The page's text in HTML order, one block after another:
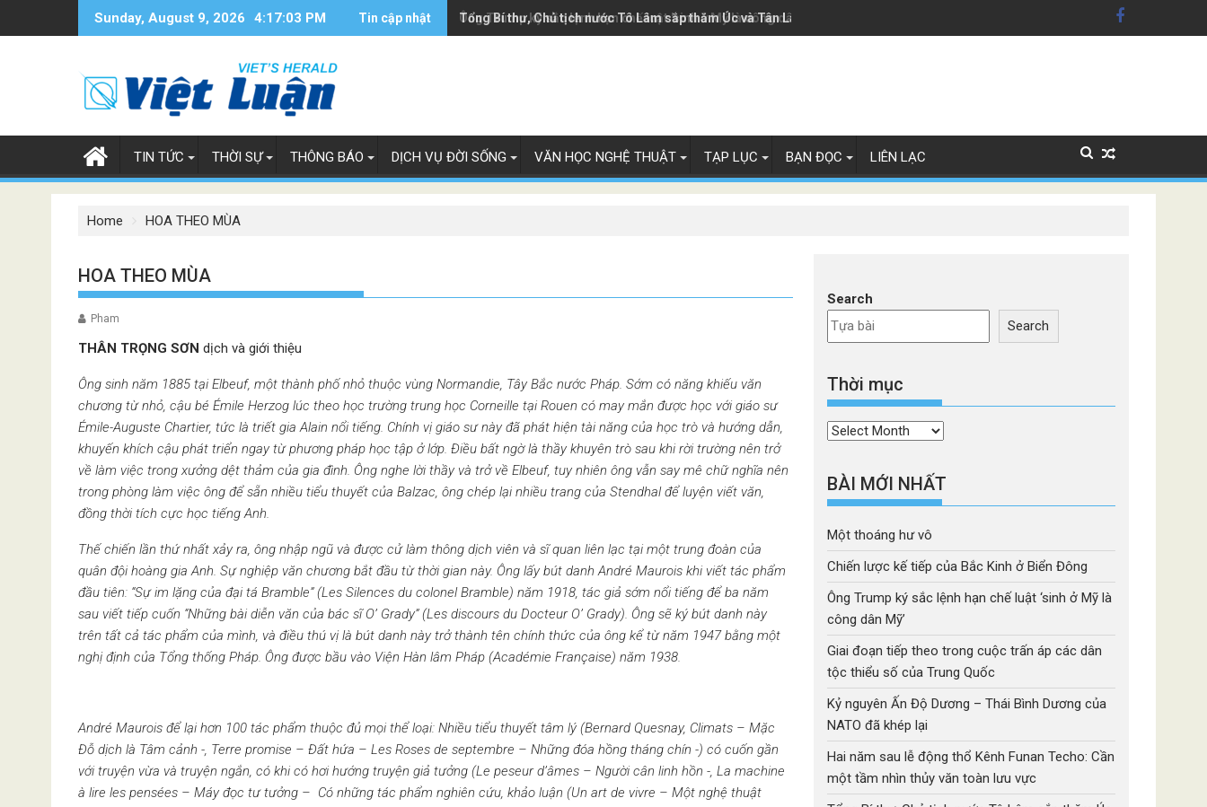
Sunday, August 9, 2026 4:17:04 PM Tin cập nhật Ông Trump ký sắc lệnh hạn chế luật 'sinh ở Mỹ là công dân Mỹ'
Tổng Bí thư, Chủ tịch nước Tô Lâm sắp thăm Úc và Tân Lây Lan
TIN TỨC THỜI SỰ THÔNG BÁO DỊCH VỤ ĐỜI SỐNG VĂN HỌC NGHỆ THUẬT TẠP LỤC BẠN ĐỌC LIÊN LẠC
Home HOA THEO MÙA
HOA THEO MÙA
Pham
THÂN TRỌNG SƠN dịch và giới thiệu
Ông sinh năm 1885 tại Elbeuf, một thành phố nhỏ thuộc vùng Normandie, Tây Bắc nước Pháp. Sớm có năng khiếu văn
chương từ nhỏ, cậu bé Émile Herzog lúc theo học trường trung học Corneille tại Rouen có may mắn được học với giáo sư
Émile-Auguste Chartier, tức là triết gia Alain nổi tiếng. Chính vị giáo sư này đã phát hiện tài năng của học trò và hướng dẫn,
khuyến khích cậu phát triển ngay từ phương pháp học tập ở lớp. Điều bất ngờ là thầy khuyên trò sau khi rời trường nên trở
về làm việc trong xưởng dệt thảm của gia đình. Ông nghe lời thầy và trở về Elbeuf, tuy nhiên ông vẫn say mê chữ nghĩa nên
trong phòng làm việc ông để sẵn nhiều tiểu thuyết của Balzac, ông chép lại nhiều trang của Stendhal để luyện viết văn,
đồng thời tích cực học tiếng Anh.
Thế chiến lần thứ nhất xảy ra, ông nhập ngũ và được cử làm thông dịch viên và sĩ quan liên lạc tại một trung đoàn của
quân đội hoàng gia Anh. Sự nghiệp văn chương bắt đầu từ thời gian này. Ông lấy bút danhAndré Maurois khi viết tác phẩm
đầu tiên: “Sự im lặng của đại tá Bramble”(Les Silences du colonel Bramble) năm 1918, tác giả sớm nổi tiếng để ba năm
sau viết tiếp cuốn “Những bài diễn văn của bác sĩ O’ Grady” (Les discours du Docteur O’ Grady). Ông sẽ ký bút danh này
trên tất cả tác phẩm của mình, và điều thú vị là bút danh này trở thành tên chính thức của ông kể từ năm 1947 bằng một
nghị định của Tổng thống Pháp. Ông được bầu vào Viện Hàn lâm Pháp (Académie Française) năm 1938.
André Maurois để lại hơn 100 tác phẩm thuộc đủ mọi thể loại: Nhiều tiểu thuyết tâm lý (Bernard Quesnay, Climats – Mặc
Đỗ dịch là Tâm cảnh -, Terre promise – Đất hứa – Les Roses de septembre – Những đóa hồng tháng chín -) có cuốn gần
với truyện vừa và truyện ngắn, có khi có hơi hướng truyện giả tưởng (Le peseur d’âmes – Người cân linh hồn -, La machine
à lire les pensées – Máy đọc tư tưởng – Có những tác phẩm nghiên cứu, khảo luận (Un art de vivre – Một nghệ thuật
Search
Search
Thời mục
Thời
BÀI MỚI NHẤT
Một thoáng hư vô
Chiến lược kế tiếp của Bắc Kinh ở Biển Đông
Ông Trump ký sắc lệnh hạn chế luật ‘sinh ở Mỹ là
công dân Mỹ’
Giai đoạn tiếp theo trong cuộc trấn áp các dân
tộc thiểu số của Trung Quốc
Kỷ nguyên Ấn Độ Dương – Thái Bình Dương của
NATO đã khép lại
Hai năm sau lễ động thổ Kênh Funan Techo: Cần
một tầm nhìn thủy văn toàn lưu vực